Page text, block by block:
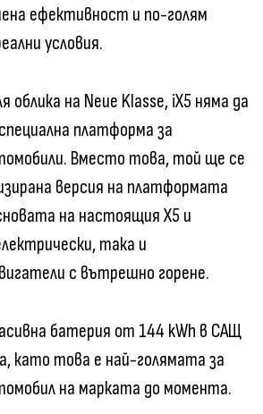
ефективност и по-голям
условия.
облика на Neue Klasse, iX5 няма да
платформа за
Вместо това, той ще се
версия на платформата
на настоящия X5 и
така и
с вътрешно горене.
батерия от 144 kWh в САЩ
като това е най-голямата за
на марката до момента.